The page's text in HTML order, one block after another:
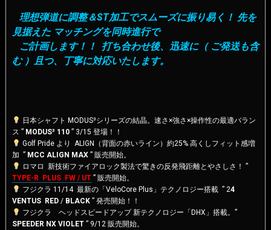
理想弾道に調整＆ST加工でスムーズに振り易く ！ 先を
見据えた マッチングを同時進行で
ご計画します！！ 打ち合わせ後、迅速に（ ご発送も含
む ）且つ、丁寧に対応いたします。
日本シャフト MODUS³シリーズの結晶。速さ×強さ×操作性の最適バラン
ス ” MODUS³ 110 ” 3/15 登場！！
Golf Pride より ALIGN（背面の赤いライン）約25% 高くしフィット感増
加 ” MCC ALIGN MAX ” 販売開始。
ロマロ 新技術ファイアロック製法で驚きの反発飛距離とやさしさ！ ”
TYPE-R PLUS FW / UT ” 販売開始。
フジクラ 11/14 最新の「VeloCore Plus」テクノロジー搭載 ” 24
VENTUS RED / BLACK ” 発売開始！！
フジクラ ヘッドスピードアップ 新テクノロジー「DHX」搭載。”
SPEEDER NX VIOLET ” 9/12 販売開始。